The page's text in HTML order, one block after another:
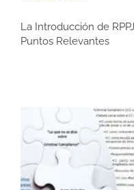
La Introducción de
Puntos Relevantes